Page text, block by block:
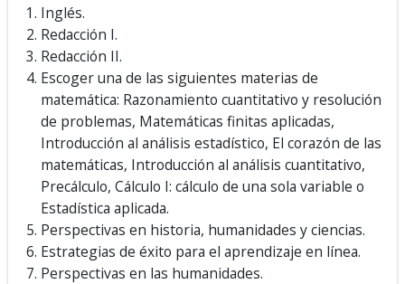
Inglés.
Redacción I.
Redacción II.
Escoger una de las siguientes materias de
matemática: Razonamiento cuantitativo y resolución
de problemas, Matemáticas finitas aplicadas,
Introducción al análisis estadístico, El corazón de las
matemáticas, Introducción al análisis cuantitativo,
Precálculo, Cálculo I: cálculo de una sola variable o
Estadística aplicada.
Perspectivas en historia, humanidades y ciencias.
Estrategias de éxito para el aprendizaje en línea.
Perspectivas en las humanidades.